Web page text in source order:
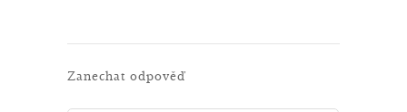
Zanechat odpověď